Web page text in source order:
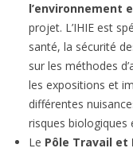
l’environnement
projet. L’IHIE est
santé, la sécurité
sur les méthodes
les expositions et
différentes
risques biologiques
Le Pôle Travail et